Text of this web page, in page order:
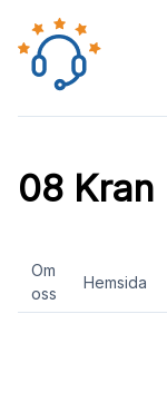
08 Kran
Om
oss
Hemsida